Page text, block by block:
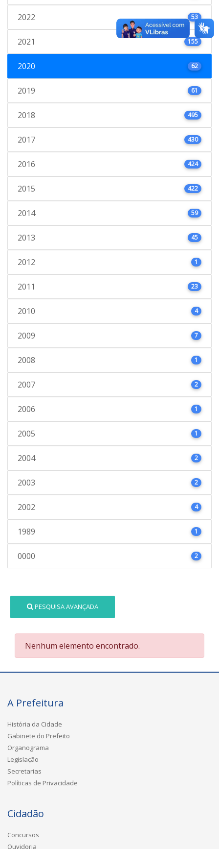
2022 53
2021 155
2020 62
2019 61
2018 495
2017 430
2016 424
2015 422
2014 59
2013 45
2012 1
2011 23
2010 4
2009 7
2008 1
2007 2
2006 1
2005 1
2004 2
2003 2
2002 4
1989 1
0000 2
PESQUISA AVANÇADA
Nenhum elemento encontrado.
A Prefeitura
História da Cidade
Gabinete do Prefeito
Organograma
Legislação
Secretarias
Políticas de Privacidade
Cidadão
Concursos
Ouvidoria